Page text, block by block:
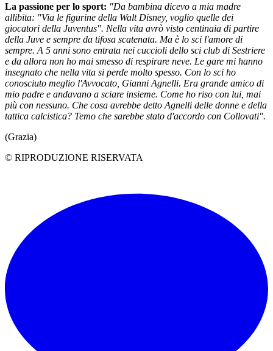
La passione per lo sport: "Da bambina dicevo a mia madre
allibita: "Via le figurine della Walt Disney, voglio quelle dei
giocatori della Juventus". Nella vita avrò visto centinaia di partire
della Juve e sempre da tifosa scatenata. Ma è lo sci l'amore di
sempre. A 5 anni sono entrata nei cuccioli dello sci club di Sestriere
e da allora non ho mai smesso di respirare neve. Le gare mi hanno
insegnato che nella vita si perde molto spesso. Con lo sci ho
conosciuto meglio l'Avvocato, Gianni Agnelli. Era grande amico di
mio padre e andavano a sciare insieme. Come ho riso con lui, mai
più con nessuno. Che cosa avrebbe detto Agnelli delle donne e della
tattica calcistica? Temo che sarebbe stato d'accordo con Collovati".
(Grazia)
© RIPRODUZIONE RISERVATA